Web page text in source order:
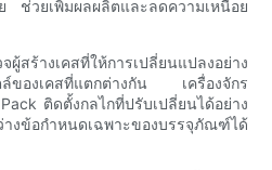
ช่วยเพิ่มผลผลิตและลดความเหนื่อย
างเคสที่ให้การเปลี่ยนแปลงอย่าง
ล์ของเคสที่แตกต่างกัน เครื่องจักร
ติดตั้งกลไกที่ปรับเปลี่ยนได้อย่าง
งข้อกำหนดเฉพาะของบรรจุภัณฑ์ได้